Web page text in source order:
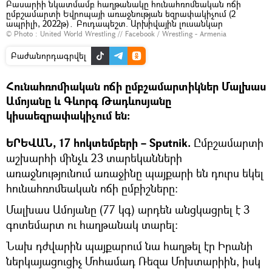
Բասարիի նկատմամբ հաղթանակը հունահռոմեական ոճի
ըմբշամարտի Եվրոպայի առաջնության եզրափակիչում (2
ապրիլի, 2022թ)․ Բուդապեշտ. Արխիվային լուսանկար
© Photo : United World Wrestling // Facebook / Wrestling - Armenia
Բաժանորդագրվել
Հունահռոմիական ոճի ըմբշամարտիկներ Մալխաս
Ամոյանը և Գևորգ Թադևոսյանը
կիսաեզրափակիչում են։
ԵՐԵՎԱՆ, 17 հոկտեմբերի – Sputnik. Ըմբշամարտի
աշխարհի մինչև 23 տարեկանների
առաջնությունում առաջինը պայքարի են դուրս եկել
հունահռոմեական ոճի ըմբիշները։
Մալխաս Ամոյանը (77 կգ) արդեն անցկացրել է 3
գոտեմարտ ու հաղթանակ տարել։
Նախ դժվարին պայքարում նա հաղթել էր Իրանի
ներկայացուցիչ Մոհամադ Ռեզա Մոխտարիին, իսկ